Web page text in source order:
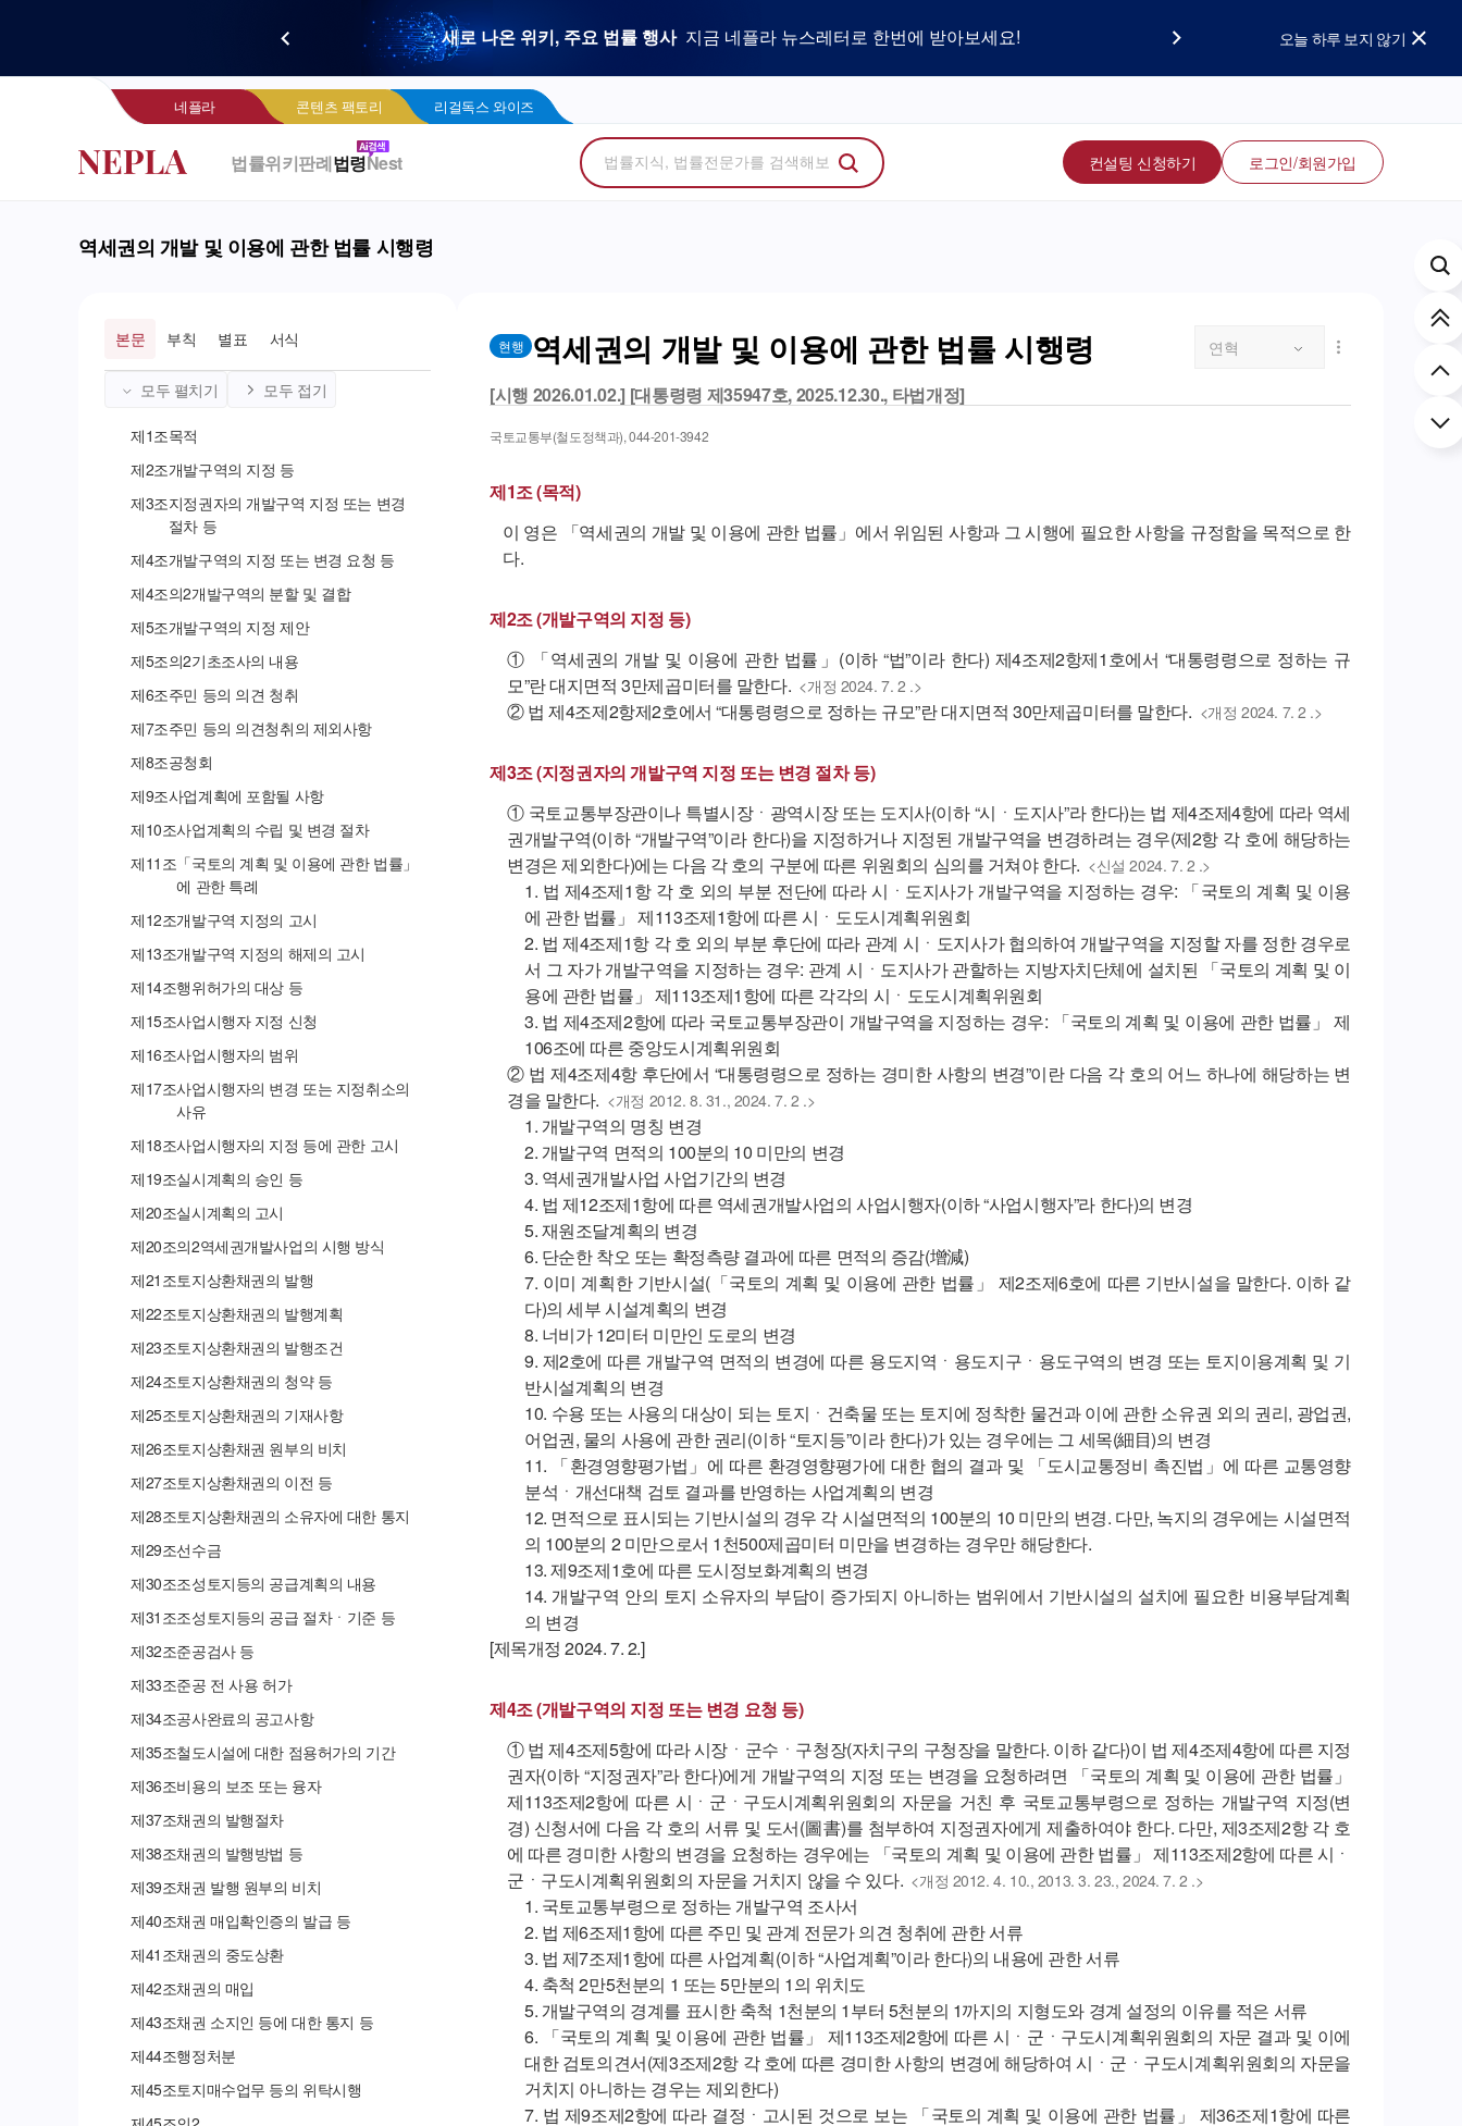
우리 로펌 홈페이지,
콘텐츠 팩토리에서 기고문 1개로 매일 연성하세요.
새로 나온 위키, 주요 법률 행사 지금 네플라 뉴스레터로 한번에 받아보세요!
LegalDocs
Wise 리걸독스 와이즈프로 사전등록 신청하기
네플라 광고 문의 법률 소비자에게 지금 당신의 브랜드를 보여주세요! 오늘 하루 보지 않기
네플라 콘텐츠 팩토리 리걸독스 와이즈
법률위키판례법령Nest 컨설팅 신청하기 로그인/회원가입
역세권의 개발 및 이용에 관한 법률 시행령
본문 부칙 별표 서식
모두 펼치기 모두 접기
제1조목적
제2조개발구역의 지정 등
제3조지정권자의 개발구역 지정 또는 변경
절차 등
제4조개발구역의 지정 또는 변경 요청 등
제4조의2개발구역의 분할 및 결합
제5조개발구역의 지정 제안
제5조의2기초조사의 내용
제6조주민 등의 의견 청취
제7조주민 등의 의견청취의 제외사항
제8조공청회
제9조사업계획에 포함될 사항
제10조사업계획의 수립 및 변경 절차
제11 조 「국토의 계획 및 이용에 관한 법률」
에 관한 특례
제12조개발구역 지정의 고시
제13조개발구역 지정의 해제의 고시
제14조행위허가의 대상 등
제15조사업시행자 지정 신청
제16조사업시행자의 범위
제17조사업시행자의 변경 또는 지정취소의
사유
제18조사업시행자의 지정 등에 관한 고시
제19조실시계획의 승인 등
제20조실시계획의 고시
제20조의2역세권개발사업의 시행 방식
제21 조토지상환채권의 발행
제22조토지상환채권의 발행계획
제23조토지상환채권의 발행조건
제24조토지상환채권의 청약 등
제25조토지상환채권의 기재사항
제26조토지상환채권 원부의 비치
제27조토지상환채권의 이전 등
제28조토지상환채권의 소유자에 대한 통지
제29조선수금
제30조조성토지등의 공급계획의 내용
제31 조조성토지등의 공급 절차ㆍ기준 등
제32조준공검사 등
제33조준공 전 사용 허가
제34조공사완료의 공고사항
제35조철도시설에 대한 점용허가의 기간
제36조비용의 보조 또는 융자
제37조채권의 발행절차
제38조채권의 발행방법 등
제39조채권 발행 원부의 비치
제40조채권 매입확인증의 발급 등
제41 조채권의 중도상환
제42조채권의 매입
제43조채권 소지인 등에 대한 통지 등
제44조행정처분
제45조토지매수업무 등의 위탁시행
현행 역세권의 개발 및 이용에 관한 법률 시행령 연혁
[시행 2026.01.02.] [대통령령 제35947호, 2025.12.30., 타법개정]
국토교통부(철도정책과), 044-201-3942
제1조 (목적)
이 영은 「역세권의 개발 및 이용에 관한 법률」에서 위임된 사항과 그 시행에 필요한 사항을 규정함을 목적으로 한
다.
제2조 (개발구역의 지정 등)
① 「역세권의 개발 및 이용에 관한 법률」(이하 “법”이라 한다) 제4조제2항제1호에서 “대통령령으로 정하는 규
모”란 대지면적 3만제곱미터를 말한다. <개정 2024. 7. 2 .>
② 법 제4조제2항제2호에서 “대통령령으로 정하는 규모”란 대지면적 30만제곱미터를 말한다. <개정 2024. 7. 2 .>
제3조 (지정권자의 개발구역 지정 또는 변경 절차 등)
① 국토교통부장관이나 특별시장ㆍ광역시장 또는 도지사(이하 “시ㆍ도지사”라 한다)는 법 제4조제4항에 따라 역세
권개발구역(이하 “개발구역”이라 한다)을 지정하거나 지정된 개발구역을 변경하려는 경우(제2항 각 호에 해당하는
변경은 제외한다)에는 다음 각 호의 구분에 따른 위원회의 심의를 거쳐야 한다. <신설 2024. 7. 2 .>
1. 법 제4조제1항 각 호 외의 부분 전단에 따라 시ㆍ도지사가 개발구역을 지정하는 경우: 「국토의 계획 및 이용
에 관한 법률」 제113조제1항에 따른 시ㆍ도도시계획위원회
2. 법 제4조제1항 각 호 외의 부분 후단에 따라 관계 시ㆍ도지사가 협의하여 개발구역을 지정할 자를 정한 경우로
서 그 자가 개발구역을 지정하는 경우: 관계 시ㆍ도지사가 관할하는 지방자치단체에 설치된 「국토의 계획 및 이
용에 관한 법률」 제113조제1항에 따른 각각의 시ㆍ도도시계획위원회
3. 법 제4조제2항에 따라 국토교통부장관이 개발구역을 지정하는 경우: 「국토의 계획 및 이용에 관한 법률」 제
106조에 따른 중앙도시계획위원회
② 법 제4조제4항 후단에서 “대통령령으로 정하는 경미한 사항의 변경”이란 다음 각 호의 어느 하나에 해당하는 변
경을 말한다. <개정 2012. 8. 31., 2024. 7. 2 .>
1. 개발구역의 명칭 변경
2. 개발구역 면적의 100분의 10 미만의 변경
3. 역세권개발사업 사업기간의 변경
4. 법 제12조제1항에 따른 역세권개발사업의 사업시행자(이하 “사업시행자”라 한다)의 변경
5. 재원조달계획의 변경
6. 단순한 착오 또는 확정측량 결과에 따른 면적의 증감(增減)
7. 이미 계획한 기반시설(「국토의 계획 및 이용에 관한 법률」 제2조제6호에 따른 기반시설을 말한다. 이하 같
다)의 세부 시설계획의 변경
8. 너비가 12미터 미만인 도로의 변경
9. 제2호에 따른 개발구역 면적의 변경에 따른 용도지역ㆍ용도지구ㆍ용도구역의 변경 또는 토지이용계획 및 기
반시설계획의 변경
10. 수용 또는 사용의 대상이 되는 토지ㆍ건축물 또는 토지에 정착한 물건과 이에 관한 소유권 외의 권리, 광업권,
어업권, 물의 사용에 관한 권리(이하 “토지등”이라 한다)가 있는 경우에는 그 세목(細目)의 변경
11. 「환경영향평가법」에 따른 환경영향평가에 대한 협의 결과 및 「도시교통정비 촉진법」에 따른 교통영향
분석ㆍ개선대책 검토 결과를 반영하는 사업계획의 변경
12. 면적으로 표시되는 기반시설의 경우 각 시설면적의 100분의 10 미만의 변경. 다만, 녹지의 경우에는 시설면적
의 100분의 2 미만으로서 1천500제곱미터 미만을 변경하는 경우만 해당한다.
13. 제9조제1호에 따른 도시정보화계획의 변경
14. 개발구역 안의 토지 소유자의 부담이 증가되지 아니하는 범위에서 기반시설의 설치에 필요한 비용부담계획
의 변경
[제목개정 2024. 7. 2.]
제4조 (개발구역의 지정 또는 변경 요청 등)
① 법 제4조제5항에 따라 시장ㆍ군수ㆍ구청장(자치구의 구청장을 말한다. 이하 같다)이 법 제4조제4항에 따른 지정
권자(이하 “지정권자”라 한다)에게 개발구역의 지정 또는 변경을 요청하려면 「국토의 계획 및 이용에 관한 법률」
제113조제2항에 따른 시ㆍ군ㆍ구도시계획위원회의 자문을 거친 후 국토교통부령으로 정하는 개발구역 지정(변
경) 신청서에 다음 각 호의 서류 및 도서(圖書)를 첨부하여 지정권자에게 제출하여야 한다. 다만, 제3조제2항 각 호
에 따른 경미한 사항의 변경을 요청하는 경우에는 「국토의 계획 및 이용에 관한 법률」 제113조제2항에 따른 시ㆍ
군ㆍ구도시계획위원회의 자문을 거치지 않을 수 있다. <개정 2012. 4. 10., 2013. 3. 23., 2024. 7. 2 .>
1. 국토교통부령으로 정하는 개발구역 조사서
2. 법 제6조제1항에 따른 주민 및 관계 전문가 의견 청취에 관한 서류
3. 법 제7조제1항에 따른 사업계획(이하 “사업계획”이라 한다)의 내용에 관한 서류
4. 축척 2만5천분의 1 또는 5만분의 1의 위치도
5. 개발구역의 경계를 표시한 축척 1천분의 1부터 5천분의 1까지의 지형도와 경계 설정의 이유를 적은 서류
6. 「국토의 계획 및 이용에 관한 법률」 제113조제2항에 따른 시ㆍ군ㆍ구도시계획위원회의 자문 결과 및 이에
대한 검토의견서(제3조제2항 각 호에 따른 경미한 사항의 변경에 해당하여 시ㆍ군ㆍ구도시계획위원회의 자문을
거치지 아니하는 경우는 제외한다)
7. 법 제9조제2항에 따라 결정ㆍ고시된 것으로 보는 「국토의 계획 및 이용에 관한 법률」 제36조제1항에 따른